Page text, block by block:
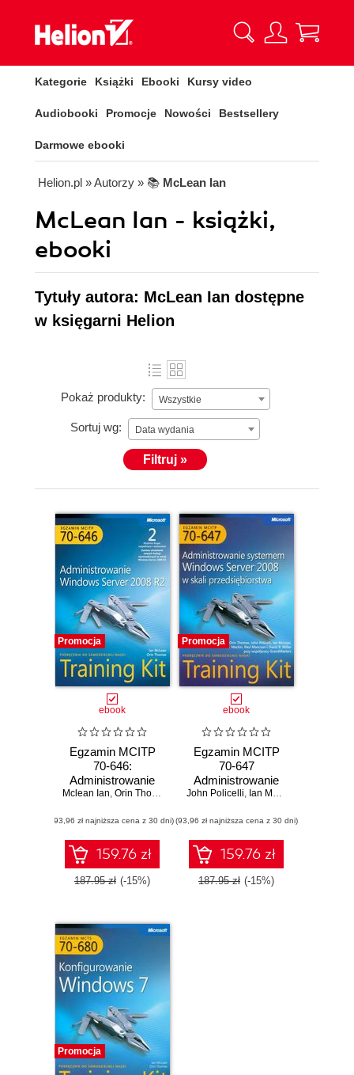
Kategorie Książki Ebooki Kursy video
Audiobooki Promocje Nowości Bestsellery
Darmowe ebooki
Helion.pl » Autorzy » 📚 McLean Ian
McLean Ian - książki,
ebooki
Tytuły autora: McLean Ian dostępne
w księgarni Helion
Pokaż produkty: Wszystkie
Sortuj wg: Data wydania
Filtruj »
Promocja
ebook
Egzamin MCITP
70-646:
Administrowanie
Windows Server
Kit
Mclean Ian, Orin Thomas
(93,96 zł najniższa cena z 30 dni)
159.76 zł
187.95 zł (-15%)
Promocja
ebook
Egzamin MCITP
70-647
Administrowanie
systemem
2008 w skali
przedsiębiorstwa
John Policelli, Ian Mclean
(93,96 zł najniższa cena z 30 dni)
159.76 zł
187.95 zł (-15%)
Promocja